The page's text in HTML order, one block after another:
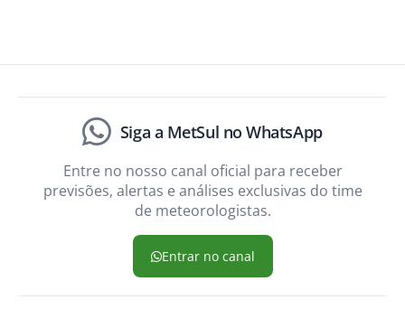
Siga a MetSul no WhatsApp
Entre no nosso canal oficial para receber
previsões, alertas e análises exclusivas do time
de meteorologistas.
Entrar no canal